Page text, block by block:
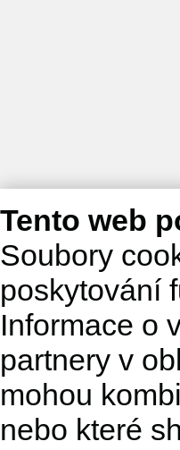
Tento web
Soubory
poskytování
Informace o
partnery v
mohou
nebo které